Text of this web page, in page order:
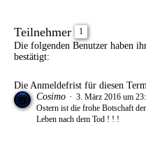
Teilnehmer 1
Die folgenden Benutzer haben
bestätigt:
Die Anmeldefrist für diesen
Cosimo
3. März 2016 um
Ostern ist die frohe Botschaft
Leben nach dem Tod ! ! !